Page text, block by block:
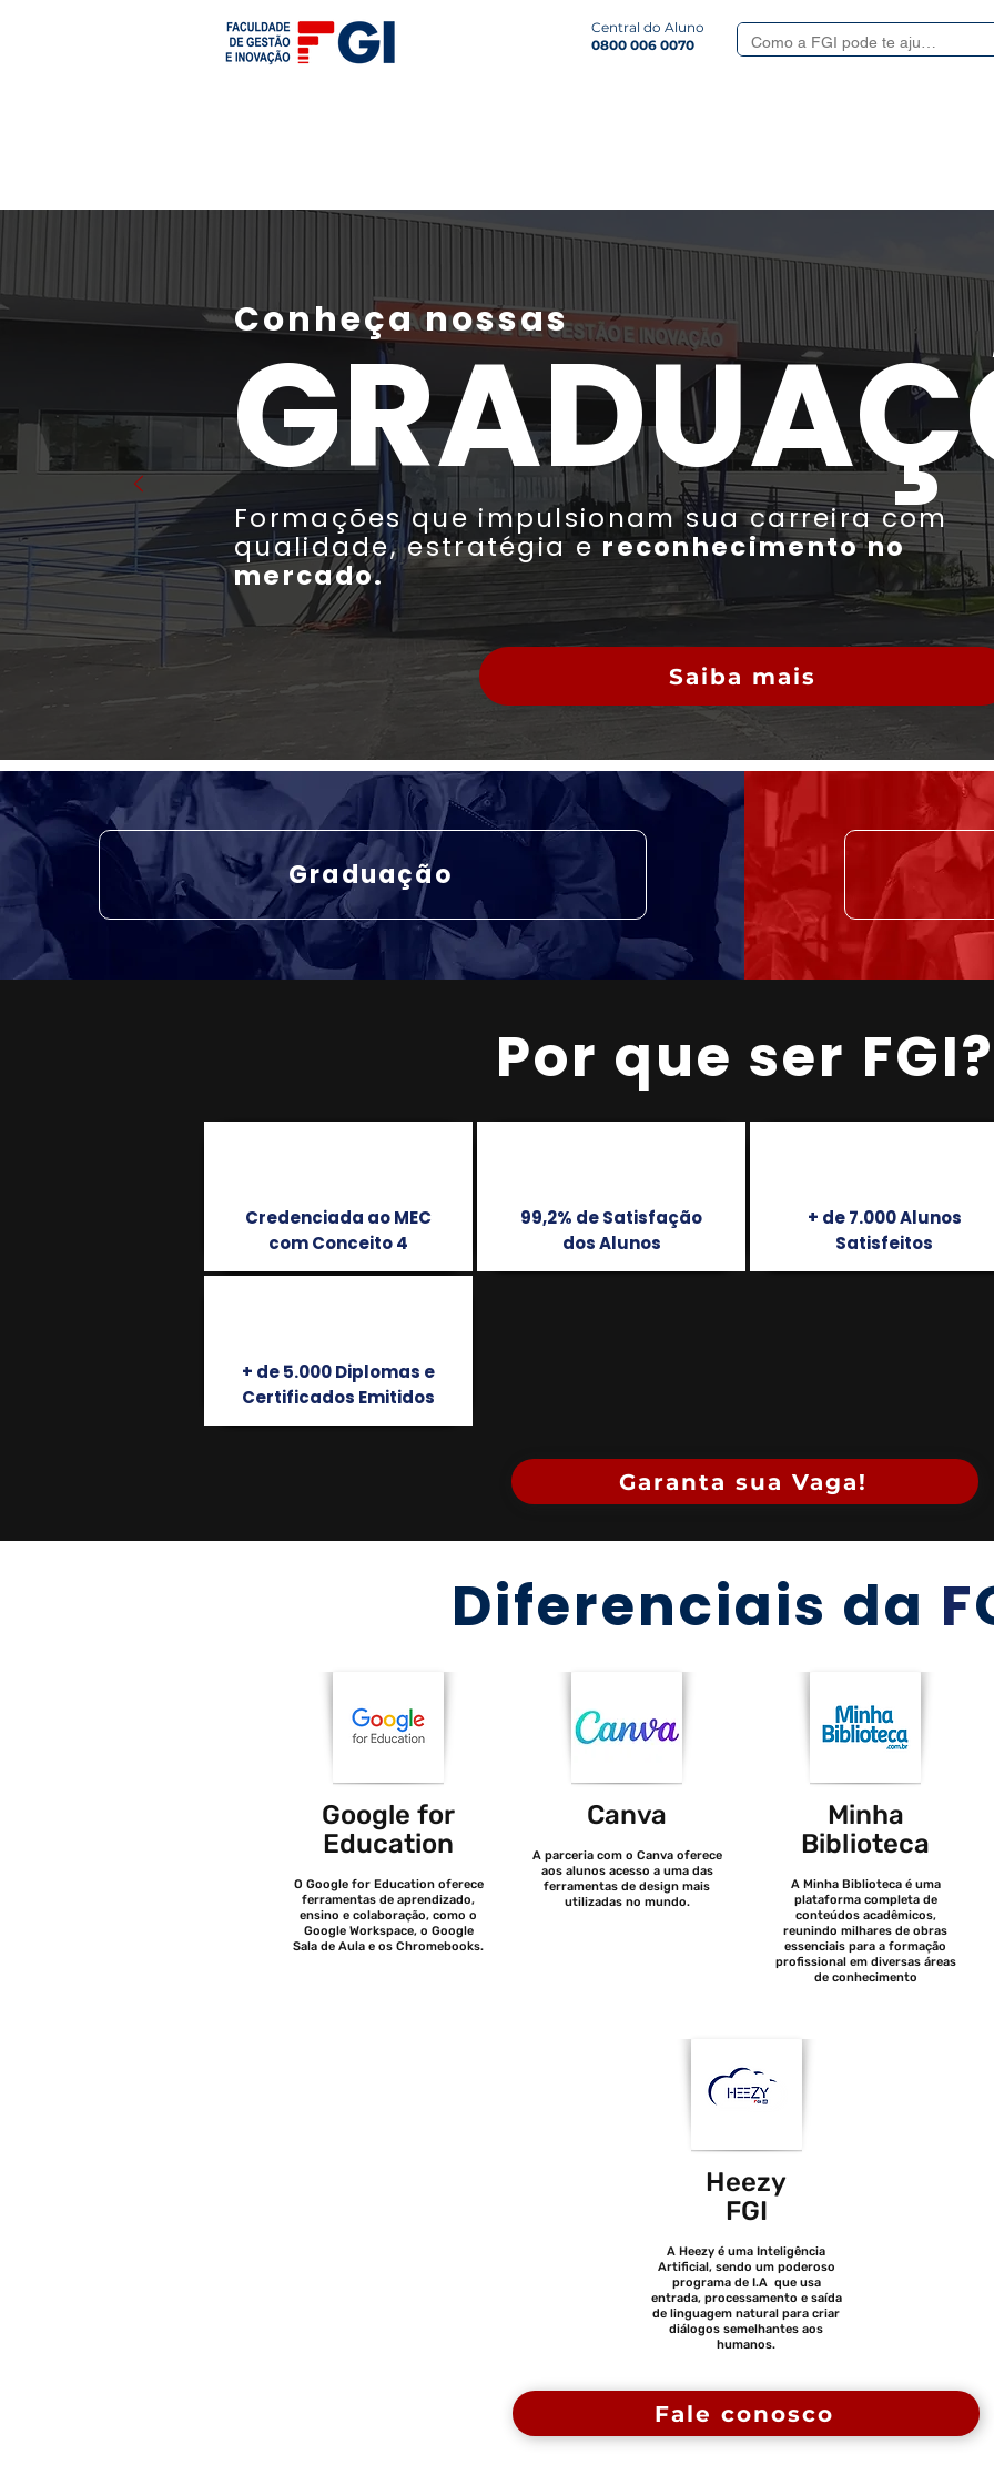
Central do Aluno
0800 006 0070
Conheça nossas
Formações que impulsionam sua carreira com
qualidade, estratégia e reconhecimento no
mercado.
Saiba mais
Graduação
Por que ser FGI
Credenciada ao MEC
com Conceito 4
99,2% de Satisfação
dos Alunos
+ de 7.000 Alunos
Satisfeitos
+ de 5.000 Diplomas e
Certificados Emitidos
Garanta sua Vaga!
Diferenciais da F
Google for
Education
O Google for Education oferece
ferramentas de aprendizado,
ensino e colaboração, como o
Google Workspace, o Google
Sala de Aula e os Chromebooks.
Canva
A parceria com o Canva oferece
aos alunos acesso a uma das
ferramentas de design mais
utilizadas no mundo.
Minha
Biblioteca
A Minha Biblioteca é uma
plataforma completa de
conteúdos acadêmicos,
reunindo milhares de obras
essenciais para a formação
profissional em diversas áreas
de conhecimento
Heezy
FGI
A Heezy é uma Inteligência
Artificial, sendo um poderoso
programa de I.A que usa
entrada, processamento e saída
de linguagem natural para criar
diálogos semelhantes aos
humanos.
Fale conosco